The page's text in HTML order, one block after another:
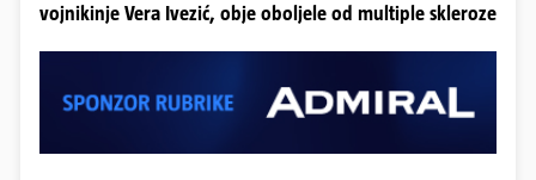
vojnikinje Vera Ivezić, obje oboljele od multiple skleroze